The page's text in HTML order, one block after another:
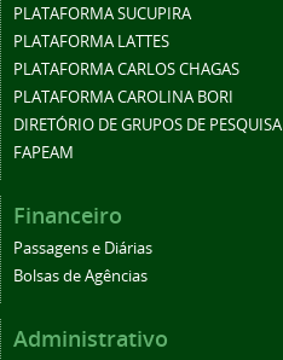
PLATAFORMA SUCUPIRA
PLATAFORMA LATTES
PLATAFORMA CARLOS CHAGAS
PLATAFORMA CAROLINA BORI
DIRETÓRIO DE GRUPOS DE PESQUISA
FAPEAM
Financeiro
Passagens e Diárias
Bolsas de Agências
Administrativo